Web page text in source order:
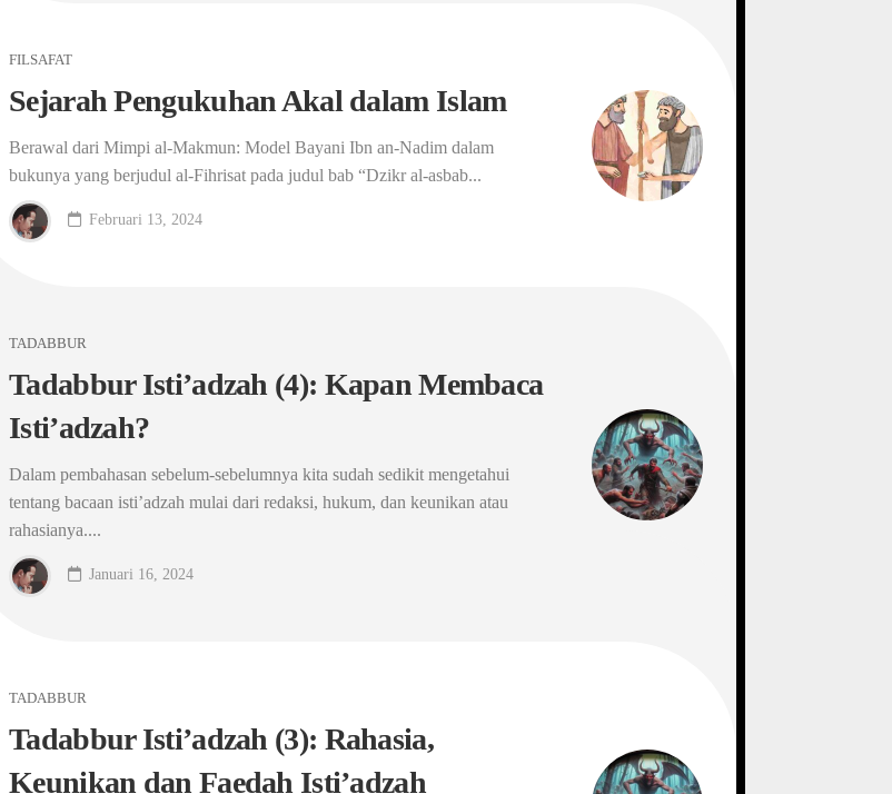
FILSAFAT
Sejarah Pengukuhan Akal dalam Islam
Berawal dari Mimpi al-Makmun: Model Bayani Ibn an-Nadim dalam
bukunya yang berjudul al-Fihrisat pada judul bab “Dzikr al-asbab...
Februari 13, 2024
TADABBUR
Tadabbur Isti’adzah (4): Kapan Membaca
Isti’adzah?
Dalam pembahasan sebelum-sebelumnya kita sudah sedikit mengetahui
tentang bacaan isti’adzah mulai dari redaksi, hukum, dan keunikan atau
rahasianya....
Januari 16, 2024
TADABBUR
Tadabbur Isti’adzah (3): Rahasia,
Keunikan dan Faedah Isti’adzah